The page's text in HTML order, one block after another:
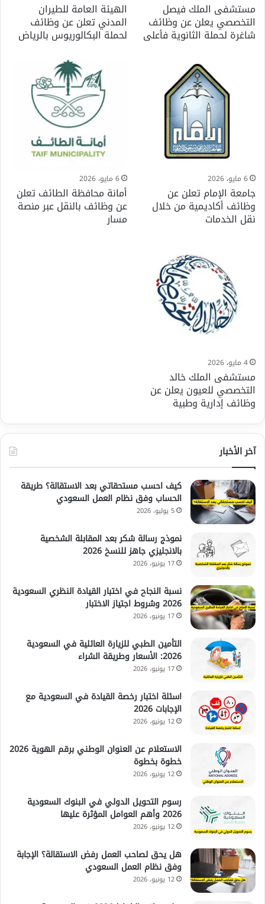
مستشفى الملك فيصل
التخصصي يعلن عن وظائف
شاغرة لحملة الثانوية فأعلى
الهيئة العامة للطيران
المدني تعلن عن وظائف
لحملة البكالوريوس بالرياض
6 مايو، 2026
جامعة الإمام تعلن عن
وظائف أكاديمية من خلال
نقل الخدمات
6 مايو، 2026
أمانة محافظة الطائف تعلن
عن وظائف بالنقل عبر منصة
مسار
4 مايو، 2026
مستشفى الملك خالد
التخصصي للعيون يعلن عن
وظائف إدارية وطبية
آخر الأخبار
كيف احسب مستحقاتي بعد الاستقالة؟ طريقة
الحساب وفق نظام العمل السعودي
5 يوليو، 2026
نموذج رسالة شكر بعد المقابلة الشخصية
بالانجليزي جاهز للنسخ 2026
17 يونيو، 2026
نسبة النجاح في اختبار القيادة النظري السعودية
2026 وشروط اجتياز الاختبار
17 يونيو، 2026
التأمين الطبي للزيارة العائلية في السعودية
2026: الأسعار وطريقة الشراء
17 يونيو، 2026
اسئلة اختبار رخصة القيادة في السعودية مع
الإجابات 2026
12 يونيو، 2026
الاستعلام عن العنوان الوطني برقم الهوية 2026
خطوة بخطوة
12 يونيو، 2026
رسوم التحويل الدولي في البنوك السعودية
2026 وأهم العوامل المؤثرة عليها
12 يونيو، 2026
هل يحق لصاحب العمل رفض الاستقالة؟ الإجابة
وفق نظام العمل السعودي
12 يونيو، 2026